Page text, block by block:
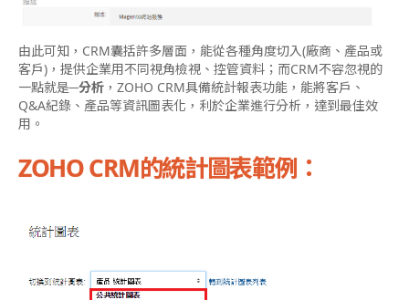
由此可知，CRM囊括許多層面，能從各種角度切入(廠商、產品或
客戶)，提供企業用不同視角檢視、控管資料；而CRM不容忽視的
一點就是─分析 ，ZOHO CRM具備統計報表功能，能將客戶、
Q&A紀錄、產品等資訊圖表化，利於企業進行分析，達到最佳效
用。
ZOHO CRM的統計圖表範例：